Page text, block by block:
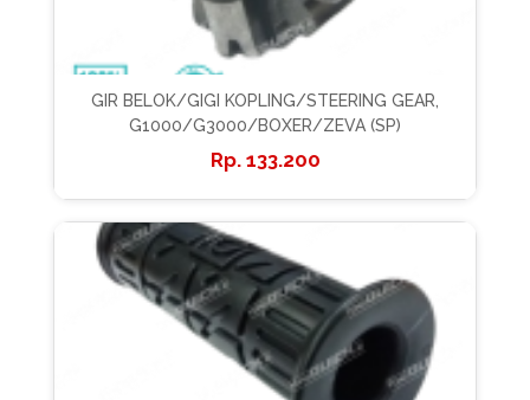
GIR BELOK/GIGI KOPLING/STEERING GEAR,
G1000/G3000/BOXER/ZEVA (SP)
133.200